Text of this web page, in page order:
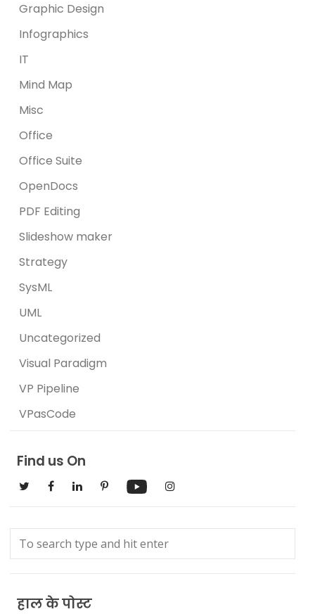
Graphic Design
Infographics
IT
Mind Map
Misc
Office
Office Suite
OpenDocs
PDF Editing
Slideshow maker
Strategy
SysML
UML
Uncategorized
Visual Paradigm
VP Pipeline
VPasCode
Find us On
हाल के पोस्ट